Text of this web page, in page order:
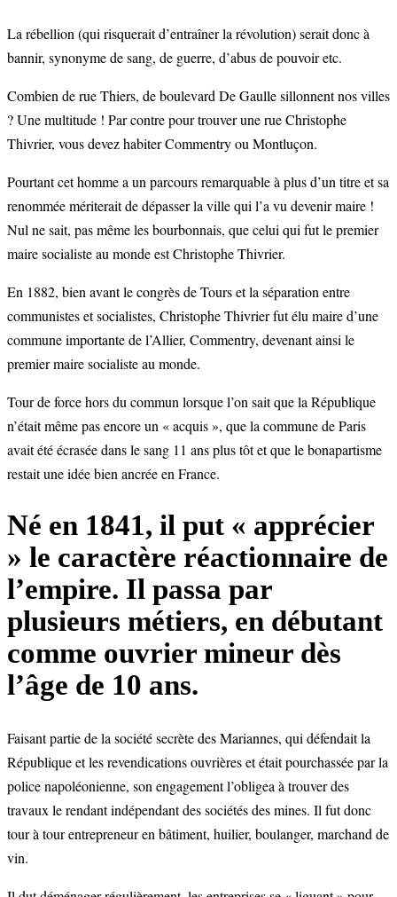
La rébellion (qui risquerait d’entraîner la révolution) serait donc à
bannir, synonyme de sang, de guerre, d’abus de pouvoir etc.
Combien de rue Thiers, de boulevard De Gaulle sillonnent nos villes
? Une multitude ! Par contre pour trouver une rue Christophe
Thivrier, vous devez habiter Commentry ou Montluçon.
Pourtant cet homme a un parcours remarquable à plus d’un titre et sa
renommée mériterait de dépasser la ville qui l’a vu devenir maire !
Nul ne sait, pas même les bourbonnais, que celui qui fut le premier
maire socialiste au monde est Christophe Thivrier.
En 1882, bien avant le congrès de Tours et la séparation entre
communistes et socialistes, Christophe Thivrier fut élu maire d’une
commune importante de l’Allier, Commentry, devenant ainsi le
premier maire socialiste au monde.
Tour de force hors du commun lorsque l’on sait que la République
n’était même pas encore un « acquis », que la commune de Paris
avait été écrasée dans le sang 11 ans plus tôt et que le bonapartisme
restait une idée bien ancrée en France.
Né en 1841, il put « apprécier
» le caractère réactionnaire de
l’empire. Il passa par
plusieurs métiers, en débutant
comme ouvrier mineur dès
l’âge de 10 ans.
Faisant partie de la société secrète des Mariannes, qui défendait la
République et les revendications ouvrières et était pourchassée par la
police napoléonienne, son engagement l’obligea à trouver des
travaux le rendant indépendant des sociétés des mines. Il fut donc
tour à tour entrepreneur en bâtiment, huilier, boulanger, marchand de
vin.